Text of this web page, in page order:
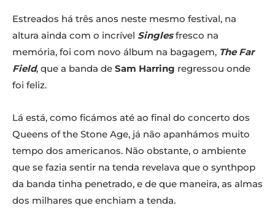
Estreados há três anos neste mesmo festival, na
altura ainda com o incrível Singles fresco na
memória, foi com novo álbum na bagagem, The Far
Field, que a banda de Sam Harring regressou onde
foi feliz.
Lá está, como ficámos até ao final do concerto dos
Queens of the Stone Age, já não apanhámos muito
tempo dos americanos. Não obstante, o ambiente
que se fazia sentir na tenda revelava que o synthpop
da banda tinha penetrado, e de que maneira, as almas
dos milhares que enchiam a tenda.